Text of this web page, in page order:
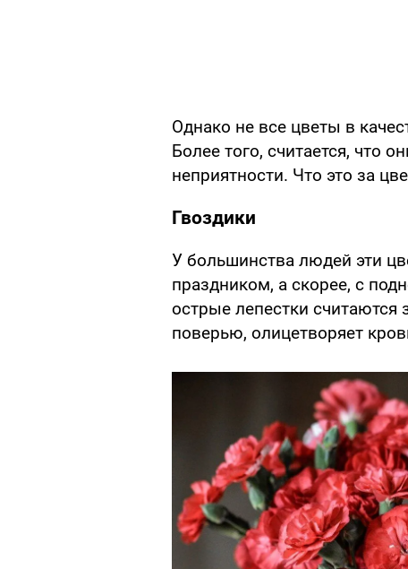
Однако не все цветы в
Более того, считается, что
неприятности. Что это за
Гвоздики
У большинства людей эти
праздником, а скорее, с
острые лепестки считаются
поверью, олицетворяет